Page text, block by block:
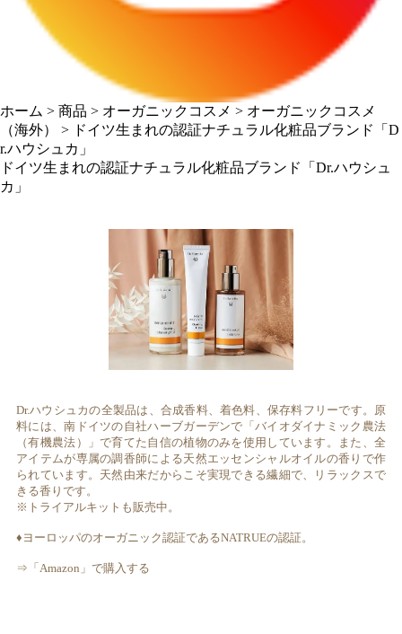
ホーム > 商品 > オーガニックコスメ > オーガニックコスメ
（海外）
> ドイツ生まれの認証ナチュラル化粧品ブランド「D
r.ハウシュカ」
ドイツ生まれの認証ナチュラル化粧品ブランド「Dr.ハウシュ
カ」
Dr.ハウシュカの全製品は、合成香料、着色料、保存料フリーです。原
料には、南ドイツの自社ハーブガーデンで「バイオダイナミック農法
（有機農法）」で育てた自信の植物のみを使用しています。また、全
アイテムが専属の調香師による天然エッセンシャルオイルの香りで作
られています。天然由来だからこそ実現できる繊細で、リラックスで
きる香りです。
※トライアルキットも販売中。
♦ヨーロッパのオーガニック認証であるNATRUEの認証。
⇒「Amazon」で購入する